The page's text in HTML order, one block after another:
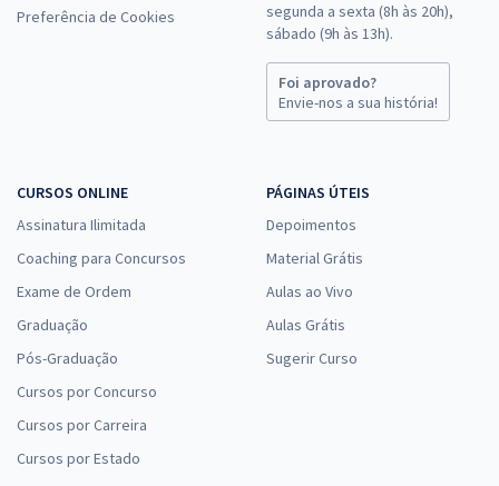
Preferência de Cookies
segunda a sexta (8h às 20h),
sábado (9h às 13h).
Foi aprovado?
Envie-nos a sua história!
CURSOS ONLINE
Assinatura Ilimitada
Coaching para Concursos
Exame de Ordem
Graduação
Pós-Graduação
Cursos por Concurso
Cursos por Carreira
Cursos por Estado
PÁGINAS ÚTEIS
Depoimentos
Material Grátis
Aulas ao Vivo
Aulas Grátis
Sugerir Curso